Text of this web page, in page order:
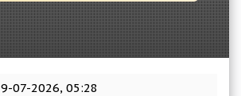
9-07-2026, 05:28